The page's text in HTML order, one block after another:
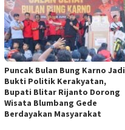
Puncak Bulan Bung Karno Jadi
Bukti Politik Kerakyatan,
Bupati Blitar Rijanto Dorong
Wisata Blumbang Gede
Berdayakan Masyarakat